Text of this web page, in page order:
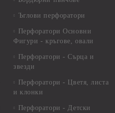
Ъглови перфоратори
Перфоратори Основни
Фигури - кръгове, овали
Перфоратори - Сърца и
звезди
Перфоратори - Цветя, листа
и клонки
Перфоратори - Детски